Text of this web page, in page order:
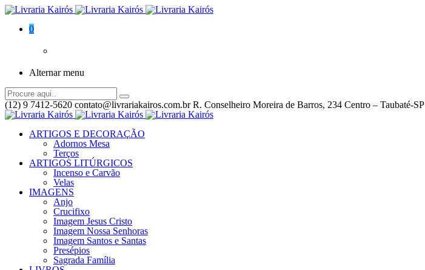
0
Alternar menu
(12) 9 7412-5620 contato@livrariakairos.com.brR. Conselheiro Moreira de Barros, 234 Centro – Taubaté-SP
ARTIGOS E DECORAÇÃO
Adornos Mesa
Terços
ARTIGOS LITÚRGICOS
Incenso e Carvão
Velas
IMAGENS
Anjo
Crucifixo
Imagem Jesus Cristo
Imagem Nossa Senhoras
Imagem Santos e Santas
Presépios
Sagrada Família